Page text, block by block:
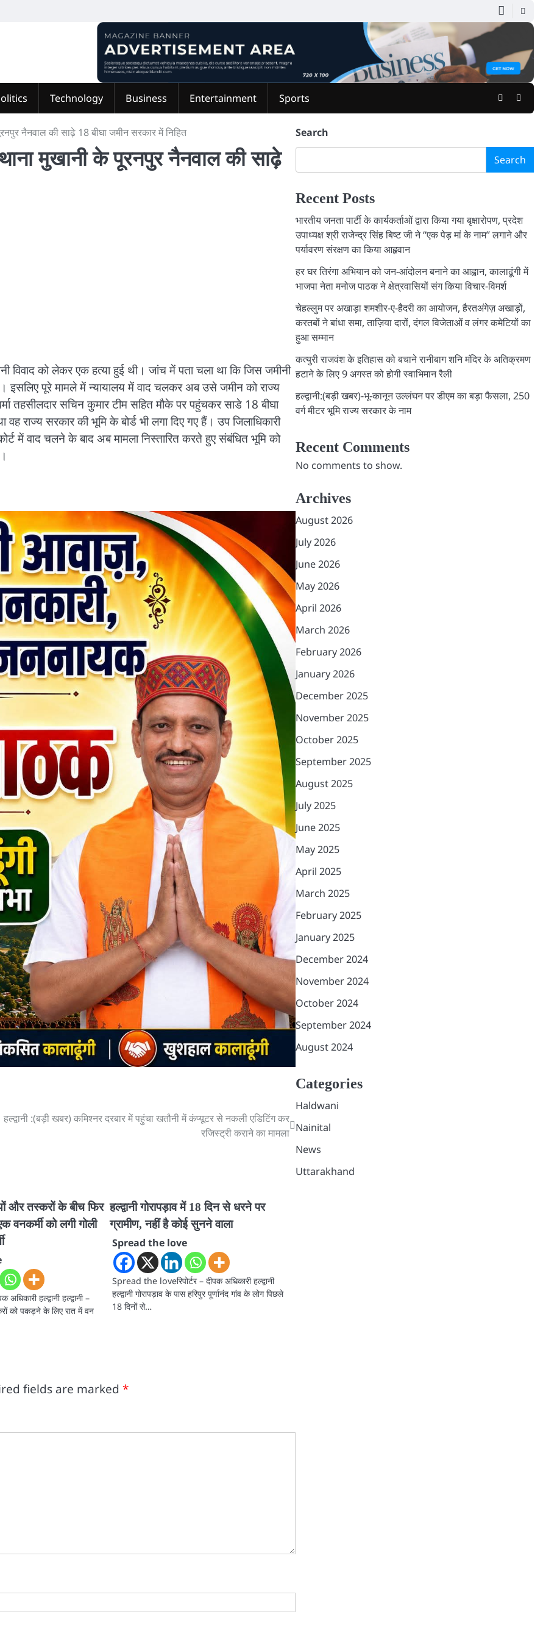
Technology Business Entertainment Sports Facebook
नैनवाल की साढ़े 18 बीघा जमीन सरकार में निहित
मुखानी के पूरनपुर नैनवाल की साढ़े
विवाद को लेकर एक हत्या हुई थी। जांच में पता चला था कि जिस जमीनी
इसलिए पूरे मामले में न्यायालय में वाद चलकर अब उसे जमीन को राज्य
तहसीलदार सचिन कुमार टीम सहित मौके पर पहुंचकर साडे 18 बीघा
राज्य सरकार की भूमि के बोर्ड भी लगा दिए गए हैं। उप जिलाधिकारी
में वाद चलने के बाद अब मामला निस्तारित करते हुए संबंधित भूमि को
हल्द्वानी :(बड़ी खबर) कमिश्नर दरबार में पहुंचा खतौनी में कंप्यूटर से नकली एडिटिंग कर
रजिस्ट्री कराने का मामला
और तस्करों के बीच फिर
वनकर्मी को लगी गोली
हल्द्वानी हल्द्वानी –
को पकड़ने के लिए रात में वन
हल्द्वानी गोरापड़ाव में 18 दिन से धरने पर
ग्रामीण, नहीं है कोई सुनने वाला
Spread the love
Spread the loveरिपोर्टर – दीपक अधिकारी हल्द्वानी
हल्द्वानी गोरापड़ाव के पास हरिपुर पूर्णानंद गांव के लोग पिछले
18 दिनों से…
fields are marked *
Search
Search
Recent Posts
भारतीय जनता पार्टी के कार्यकर्ताओं द्वारा किया गया बृक्षारोपण, प्रदेश
उपाध्यक्ष श्री राजेन्द्र सिंह बिष्ट जी ने “एक पेड़ मां के नाम” लगाने और
पर्यावरण संरक्षण का किया आहृवान
हर घर तिरंगा अभियान को जन-आंदोलन बनाने का आह्वान, कालाढूंगी में
भाजपा नेता मनोज पाठक ने क्षेत्रवासियों संग किया विचार-विमर्श
चेहल्लुम पर अखाड़ा शमशीर-ए-हैदरी का आयोजन, हैरतअंगेज़ अखाड़ों,
करतबों ने बांधा समा, ताज़िया दारों, दंगल विजेताओं व लंगर कमेटियों का
हुआ सम्मान
कत्युरी राजवंश के इतिहास को बचाने रानीबाग शनि मंदिर के अतिक्रमण
हटाने के लिए 9 अगस्त को होगी स्वाभिमान रैली
हल्द्वानी:(बड़ी खबर)-भू-कानून उल्लंघन पर डीएम का बड़ा फैसला, 250
वर्ग मीटर भूमि राज्य सरकार के नाम
Recent Comments
No comments to show.
Archives
August 2026
July 2026
June 2026
May 2026
April 2026
March 2026
February 2026
January 2026
December 2025
November 2025
October 2025
September 2025
August 2025
July 2025
June 2025
May 2025
April 2025
March 2025
February 2025
January 2025
December 2024
November 2024
October 2024
September 2024
August 2024
Categories
Haldwani
Nainital
News
Uttarakhand